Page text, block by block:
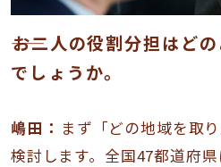
――お二人の役割分担はど
でしょうか。
嶋田： まず「どの地域を取
検討します。全国47都道府